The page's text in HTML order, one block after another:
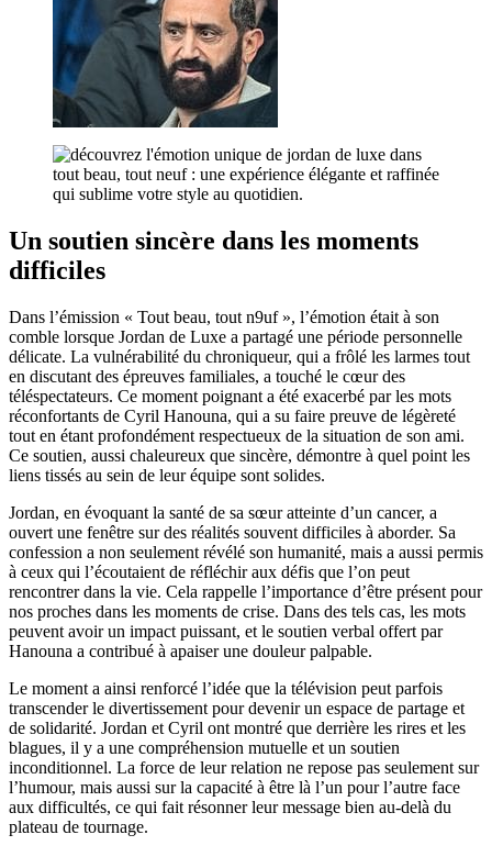
Un soutien sincère dans les moments
difficiles
Dans l’émission « Tout beau, tout n9uf », l’émotion était à son
comble lorsque Jordan de Luxe a partagé une période personnelle
délicate. La vulnérabilité du chroniqueur, qui a frôlé les larmes tout
en discutant des épreuves familiales, a touché le cœur des
téléspectateurs. Ce moment poignant a été exacerbé par les mots
réconfortants de Cyril Hanouna, qui a su faire preuve de légèreté
tout en étant profondément respectueux de la situation de son ami.
Ce soutien, aussi chaleureux que sincère, démontre à quel point les
liens tissés au sein de leur équipe sont solides.
Jordan, en évoquant la santé de sa sœur atteinte d’un cancer, a
ouvert une fenêtre sur des réalités souvent difficiles à aborder. Sa
confession a non seulement révélé son humanité, mais a aussi permis
à ceux qui l’écoutaient de réfléchir aux défis que l’on peut
rencontrer dans la vie. Cela rappelle l’importance d’être présent pour
nos proches dans les moments de crise. Dans des tels cas, les mots
peuvent avoir un impact puissant, et le soutien verbal offert par
Hanouna a contribué à apaiser une douleur palpable.
Le moment a ainsi renforcé l’idée que la télévision peut parfois
transcender le divertissement pour devenir un espace de partage et
de solidarité. Jordan et Cyril ont montré que derrière les rires et les
blagues, il y a une compréhension mutuelle et un soutien
inconditionnel. La force de leur relation ne repose pas seulement sur
l’humour, mais aussi sur la capacité à être là l’un pour l’autre face
aux difficultés, ce qui fait résonner leur message bien au-delà du
plateau de tournage.